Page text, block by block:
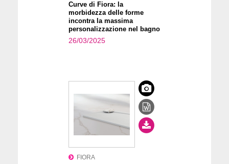
Curve di Fiora: la
morbidezza delle forme
incontra la massima
personalizzazione nel bagno
26/03/2025
FIORA